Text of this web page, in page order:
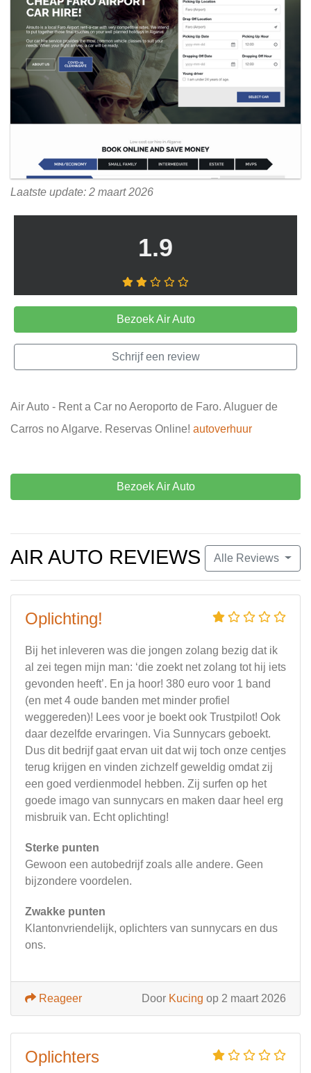
Laatste update: 2 maart 2026
1.9
Bezoek Air Auto
Schrijf een review
Air Auto - Rent a Car no Aeroporto de Faro. Aluguer de
Carros no Algarve. Reservas Online! autoverhuur
Bezoek Air Auto
Alle Reviews
AIR AUTO REVIEWS
Oplichting!
Bij het inleveren was die jongen zolang bezig dat ik
al zei tegen mijn man: ‘die zoekt net zolang tot hij iets
gevonden heeft’. En ja hoor! 380 euro voor 1 band
(en met 4 oude banden met minder profiel
weggereden)! Lees voor je boekt ook Trustpilot! Ook
daar dezelfde ervaringen. Via Sunnycars geboekt.
Dus dit bedrijf gaat ervan uit dat wij toch onze centjes
terug krijgen en vinden zichzelf geweldig omdat zij
een goed verdienmodel hebben. Zij surfen op het
goede imago van sunnycars en maken daar heel erg
misbruik van. Echt oplichting!
Sterke punten
Gewoon een autobedrijf zoals alle andere. Geen
bijzondere voordelen.
Zwakke punten
Klantonvriendelijk, oplichters van sunnycars en dus
ons.
Door Kucing op 2 maart 2026
Reageer
Oplichters